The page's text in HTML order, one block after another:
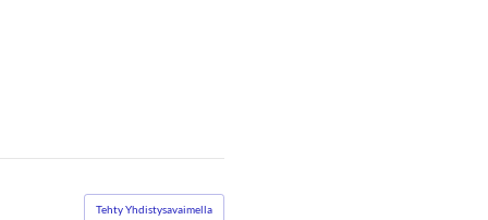
Tehty Yhdistysavaimella